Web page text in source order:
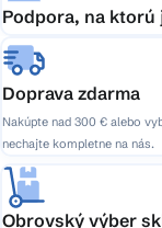
Podpora, na ktorú
Doprava zdarma
Nakúpte nad 300 € alebo
nechajte kompletne na nás.
Obrovský výber